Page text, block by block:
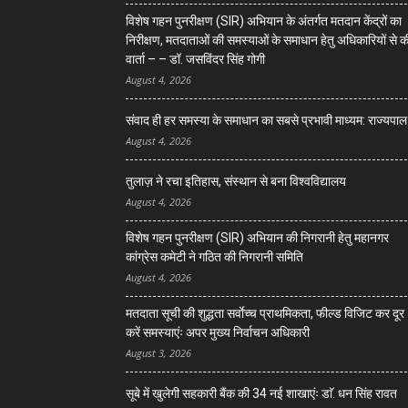
विशेष गहन पुनरीक्षण (SIR) अभियान के अंतर्गत मतदान केंद्रों का
निरीक्षण, मतदाताओं की समस्याओं के समाधान हेतु अधिकारियों से
वार्ता – – डॉ. जसविंदर सिंह गोगी
August 4, 2026
संवाद ही हर समस्या के समाधान का सबसे प्रभावी माध्यम: राज्यपाल
August 4, 2026
तुलाज़ ने रचा इतिहास, संस्थान से बना विश्वविद्यालय
August 4, 2026
विशेष गहन पुनरीक्षण (SIR) अभियान की निगरानी हेतु महानगर
कांग्रेस कमेटी ने गठित की निगरानी समिति
August 4, 2026
मतदाता सूची की शुद्धता सर्वाेच्च प्राथमिकता, फील्ड विजिट कर दूर
करें समस्याएंः अपर मुख्य निर्वाचन अधिकारी
August 3, 2026
सूबे में खुलेगी सहकारी बैंक की 34 नई शाखाएंः डाॅ. धन सिंह रावत